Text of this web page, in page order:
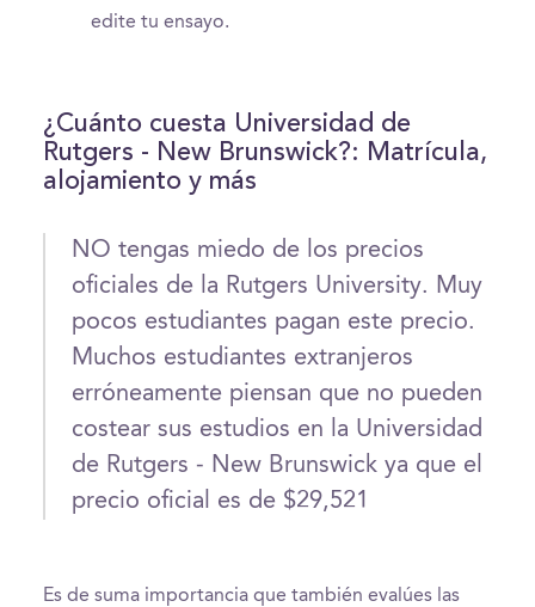
edite tu ensayo.
¿Cuánto cuesta Universidad de
Rutgers - New Brunswick?: Matrícula,
alojamiento y más
NO tengas miedo de los precios
oficiales de la Rutgers University. Muy
pocos estudiantes pagan este precio.
Muchos estudiantes extranjeros
erróneamente piensan que no pueden
costear sus estudios en la Universidad
de Rutgers - New Brunswick ya que el
precio oficial es de $29,521
Es de suma importancia que también evalúes las